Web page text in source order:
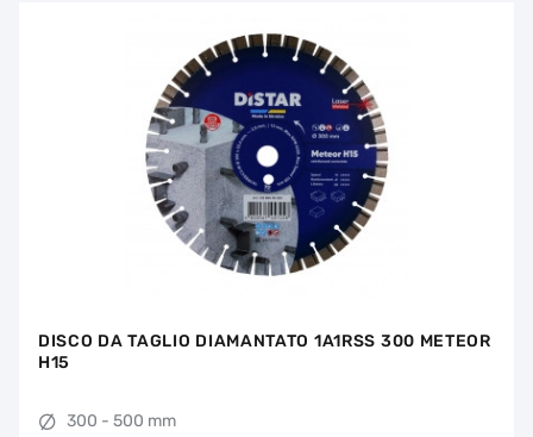
DISCO DA TAGLIO DIAMANTATO 1A1RSS 300 METEOR
H15
300 - 500 mm